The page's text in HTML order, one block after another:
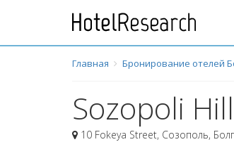
Главная Бронирование отелей
Sozopoli
10 Fokeya Street, Созополь,